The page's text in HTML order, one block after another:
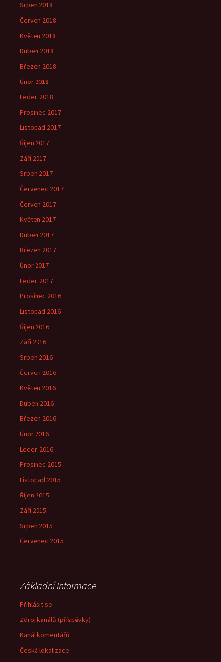
Srpen 2018
Červen 2018
Květen 2018
Duben 2018
Březen 2018
Únor 2018
Leden 2018
Prosinec 2017
Listopad 2017
Říjen 2017
Září 2017
Srpen 2017
Červenec 2017
Červen 2017
Květen 2017
Duben 2017
Březen 2017
Únor 2017
Leden 2017
Prosinec 2016
Listopad 2016
Říjen 2016
Září 2016
Srpen 2016
Červen 2016
Květen 2016
Duben 2016
Březen 2016
Únor 2016
Leden 2016
Prosinec 2015
Listopad 2015
Říjen 2015
Září 2015
Srpen 2015
Červenec 2015
Základní informace
Přihlásit se
Zdroj kanálů (příspěvky)
Kanál komentářů
Česká lokalizace